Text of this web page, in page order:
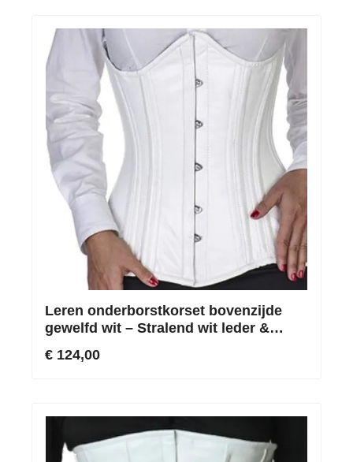
Leren onderborstkorset bovenzijde
gewelfd wit – Stralend wit leder &
€ 124,00